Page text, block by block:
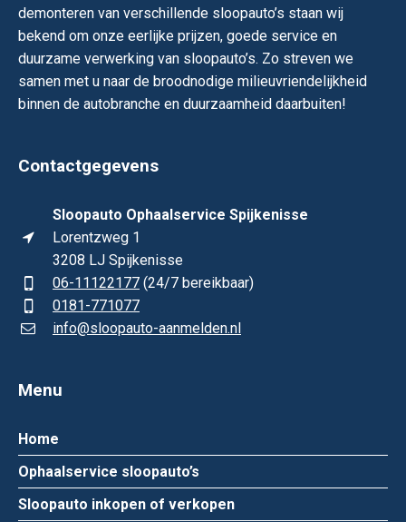
demonteren van verschillende sloopauto’s staan wij
bekend om onze eerlijke prijzen, goede service en
duurzame verwerking van sloopauto’s. Zo streven we
samen met u naar de broodnodige milieuvriendelijkheid
binnen de autobranche en duurzaamheid daarbuiten!
Contactgegevens
Sloopauto Ophaalservice Spijkenisse
Lorentzweg 1
3208 LJ Spijkenisse
06-11122177 (24/7 bereikbaar)
0181-771077
info@sloopauto-aanmelden.nl
Menu
Home
Ophaalservice sloopauto’s
Sloopauto inkopen of verkopen